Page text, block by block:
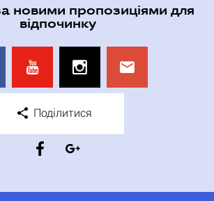
новими пропозиціями для
відпочинку
Поділитися